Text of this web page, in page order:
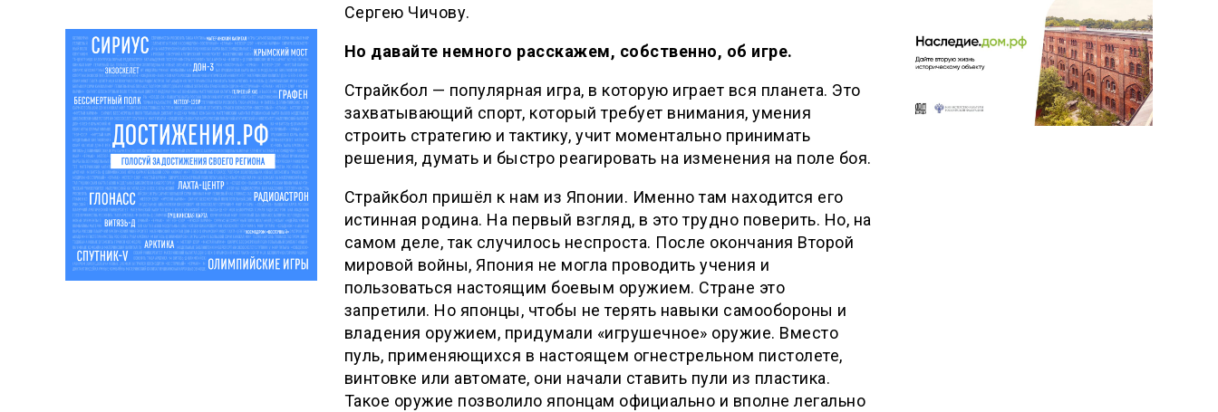
Сергею Чичову.
Но давайте немного расскажем, собственно, об игре.
Страйкбол — популярная игра, в которую играет вся планета. Это
захватывающий спорт, который требует внимания, умения
строить стратегию и тактику, учит моментально принимать
решения, думать и быстро реагировать на изменения на поле боя.
Страйкбол пришёл к нам из Японии. Именно там находится его
истинная родина. На первый взгляд, в это трудно поверить. Но, на
самом деле, так случилось неспроста. После окончания Второй
мировой войны, Япония не могла проводить учения и
пользоваться настоящим боевым оружием. Стране это
запретили. Но японцы, чтобы не терять навыки самообороны и
владения оружием, придумали «игрушечное» оружие. Вместо
пуль, применяющихся в настоящем огнестрельном пистолете,
винтовке или автомате, они начали ставить пули из пластика.
Такое оружие позволило японцам официально и вполне легально